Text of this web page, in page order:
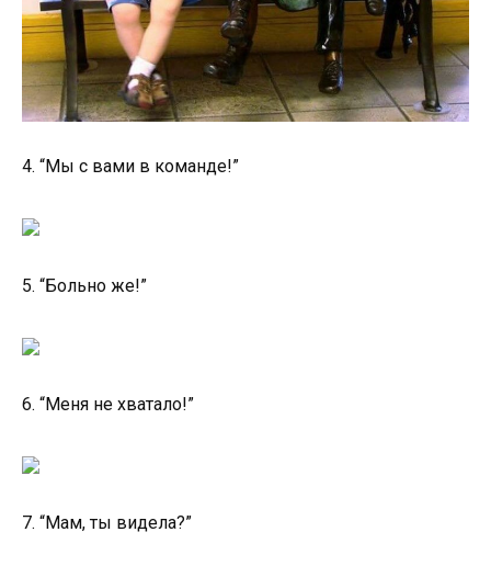
4. “Мы с вами в команде!”
5. “Больно же!”
6. “Меня не хватало!”
7. “Мам, ты видела?”